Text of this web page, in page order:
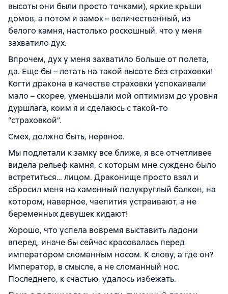
высоты они были просто точками), яркие крыши
домов, а потом и замок – величественный, из
белого камня, настолько роскошный, что у меня
захватило дух.
Впрочем, дух у меня захватило больше от полета,
да. Еще бы – летать на такой высоте без страховки!
Когти дракона в качестве страховки успокаивали
мало – скорее, уменьшали мой оптимизм до уровня
дуршлага, коим я и сделаюсь с такой-то
“страховкой”.
Смех, должно быть, нервное.
Мы подлетали к замку все ближе, я все отчетливее
видела рельеф камня, с которым мне суждено было
встретиться… лицом. Драконище просто взял и
сбросил меня на каменный полукруглый балкон, на
котором, наверное, чаепития устраивают, а не
беременных девушек кидают!
Хорошо, что успела вовремя выставить ладони
вперед, иначе бы сейчас красовалась перед
императором сломанным носом. К слову, а где он?
Император, в смысле, а не сломанный нос.
Последнего, к счастью, удалось избежать.